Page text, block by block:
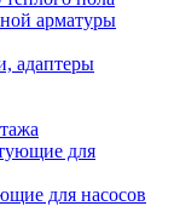
арматуры
адаптеры
для насосов